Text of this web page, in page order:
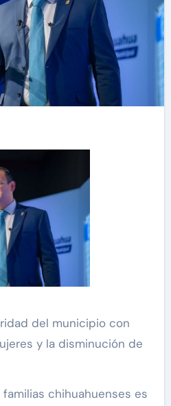
del municipio con
y la disminución de
chihuahuenses es